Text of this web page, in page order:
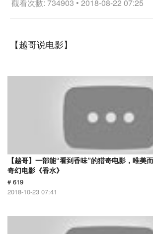
觀看次數: 734903 • 2018-08-22 07:25
【越哥说电影】
【越哥】一部能“看到香味”的猎奇电影，唯美
奇幻电影《香水》
# 619
2018-10-23 07:41